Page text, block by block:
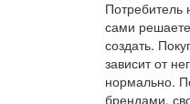
сами
создать.
зависит от
нормально.
брендами,